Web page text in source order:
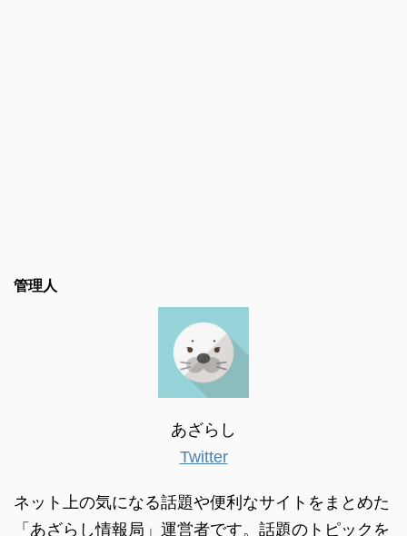
管理人
あざらし
Twitter
ネット上の気になる話題や便利なサイトをまとめた
「あざらし情報局」運営者です。話題のトピックを